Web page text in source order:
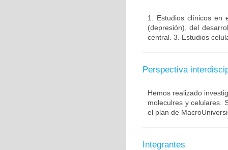
1. Estudios clínicos en
(depresión), del
central. 3. Estudios
Perspectiva
Hemos realizado
moleculres y celulares.
el plan de
Integrantes